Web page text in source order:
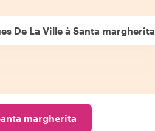
De La Ville à Santa margherita
margherita